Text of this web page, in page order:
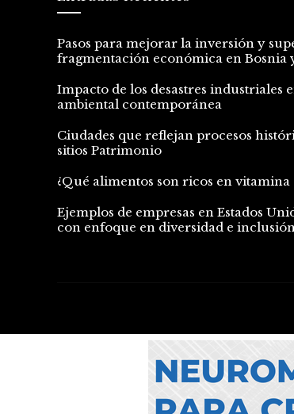
Pasos para mejorar la inversión y
fragmentación económica en Bosnia
Impacto de los desastres industriales
ambiental contemporánea
Ciudades que reflejan procesos
sitios Patrimonio
¿Qué alimentos son ricos en vitamina
Ejemplos de empresas en Estados
con enfoque en diversidad e